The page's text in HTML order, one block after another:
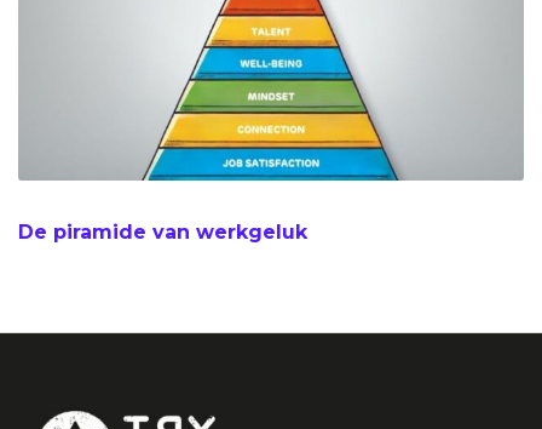
De piramide van werkgeluk